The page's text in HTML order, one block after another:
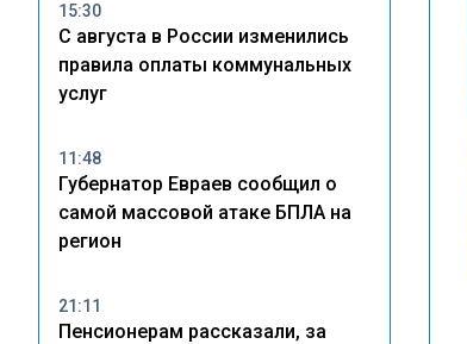
15:30
С августа в России изменились
правила оплаты коммунальных
услуг
11:48
Губернатор Евраев сообщил о
самой массовой атаке БПЛА на
регион
21:11
Пенсионерам рассказали, за